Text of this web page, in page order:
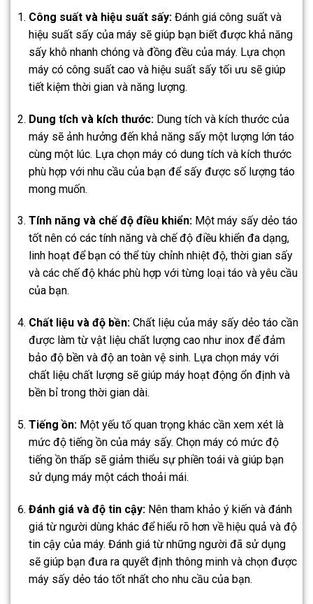
Công suất và hiệu suất sấy:Đánh giá công suất và
hiệu suất sấy của máy sẽ giúp bạn biết được khả năng
sấy khô nhanh chóng và đồng đều của máy. Lựa chọn
máy có công suất cao và hiệu suất sấy tối ưu sẽ giúp
tiết kiệm thời gian và năng lượng.
Dung tích và kích thước:Dung tích và kích thước của
máy sẽ ảnh hưởng đến khả năng sấy một lượng lớn táo
cùng một lúc. Lựa chọn máy có dung tích và kích thước
phù hợp với nhu cầu của bạn để sấy được số lượng táo
mong muốn.
Tính năng và chế độ điều khiển:Một máy sấy dẻo táo
tốt nên có các tính năng và chế độ điều khiển đa dạng,
linh hoạt để bạn có thể tùy chỉnh nhiệt độ, thời gian sấy
và các chế độ khác phù hợp với từng loại táo và yêu cầu
của bạn.
Chất liệu và độ bền:Chất liệu của máy sấy dẻo táo cần
được làm từ vật liệu chất lượng cao như inox để đảm
bảo độ bền và độ an toàn vệ sinh. Lựa chọn máy với
chất liệu chất lượng sẽ giúp máy hoạt động ổn định và
bền bỉ trong thời gian dài.
Tiếng ồn:Một yếu tố quan trọng khác cần xem xét là
mức độ tiếng ồn của máy sấy. Chọn máy có mức độ
tiếng ồn thấp sẽ giảm thiểu sự phiền toái và giúp bạn
sử dụng máy một cách thoải mái.
Đánh giá và độ tin cậy:Nên tham khảo ý kiến và đánh
giá từ người dùng khác để hiểu rõ hơn về hiệu quả và độ
tin cậy của máy. Đánh giá từ những người đã sử dụng
sẽ giúp bạn đưa ra quyết định thông minh và chọn được
máy sấy dẻo táo tốt nhất cho nhu cầu của bạn.